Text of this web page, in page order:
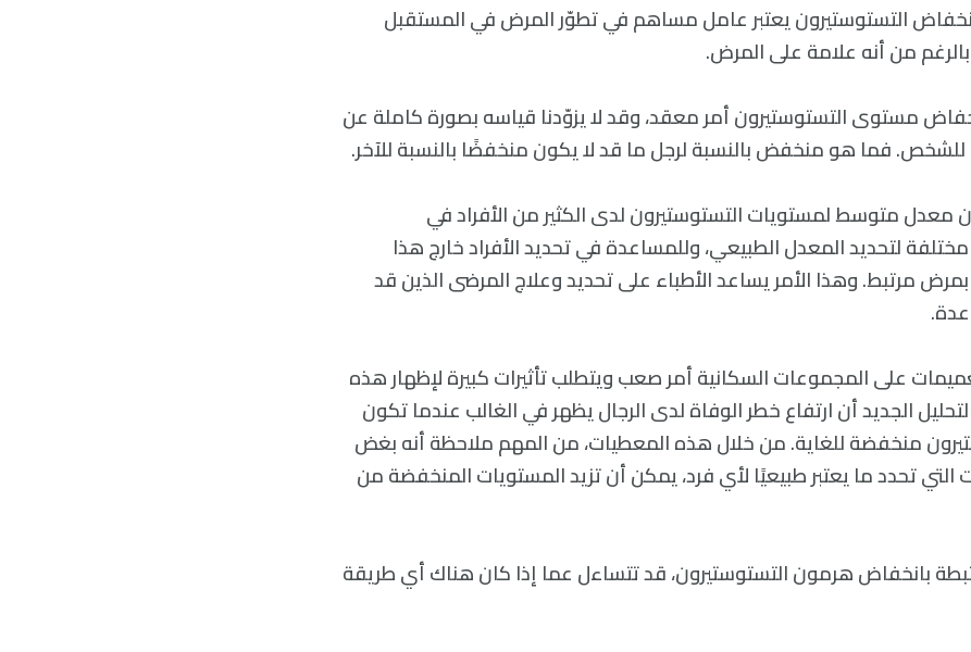
التستوستيرون يعتبر عامل مساهم في تطوّر المرض في المستقبل
من أنه علامة على المرض.
مستوى التستوستيرون أمر معقد، وقد لا يزوّدنا قياسه بصورة كاملة عن
فما هو منخفض بالنسبة لرجل ما قد لا يكون منخفضًا بالنسبة للآخر.
معدل متوسط لمستويات التستوستيرون لدى الكثير من الأفراد في
لتحديد المعدل الطبيعي، وللمساعدة في تحديد الأفراد خارج هذا
مرتبط. وهذا الأمر يساعد الأطباء على تحديد وعلاج المرضى الذين قد
على المجموعات السكانية أمر صعب ويتطلب تأثيرات كبيرة لإظهار هذه
الجديد أن ارتفاع خطر الوفاة لدى الرجال يظهر في الغالب عندما تكون
منخفضة للغاية. من خلال هذه المعطيات، من المهم ملاحظة أنه بغض
التي تحدد ما يعتبر طبيعيًا لأي فرد، يمكن أن تزيد المستويات المنخفضة من
بانخفاض هرمون التستوستيرون، قد تتساءل عما إذا كان هناك أي طريقة